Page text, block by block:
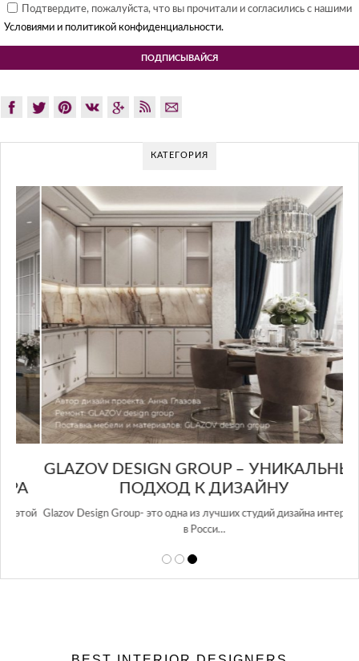
Подтвердите, пожалуйста, что вы прочитали и согласились с нашими
Условиями и политикой конфиденциальности.
КАТЕГОРИЯ
GLAZOV DESIGN GROUP – УНИКАЛЬНЫЙ
ПОДХОД К ДИЗАЙНУ
Glazov Design Group- это одна из лучших студий дизайна интерьера
в Росси…